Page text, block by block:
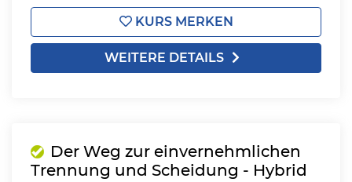
KURS MERKEN
WEITERE DETAILS
Der Weg zur einvernehmlichen
Trennung und Scheidung - Hybrid